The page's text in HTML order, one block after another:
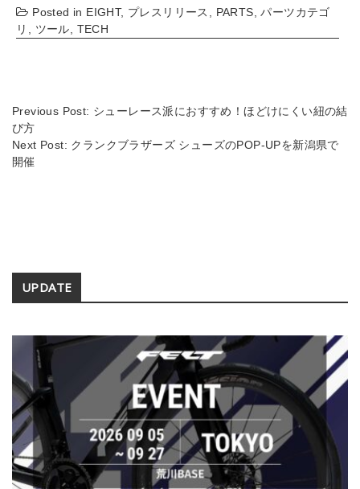
e
a
e
p
y
k
Posted in EIGHT, プレスリリース PARTS ,パーツカテゴ
リ
ツール TECH
Previous Post: シューレース派におすすめ！ほどけにくい紐の結
び方
Next Post: クランクブラザーズ シューズのPOP-UPを新潟県で
開催
Secondary
UPDATE